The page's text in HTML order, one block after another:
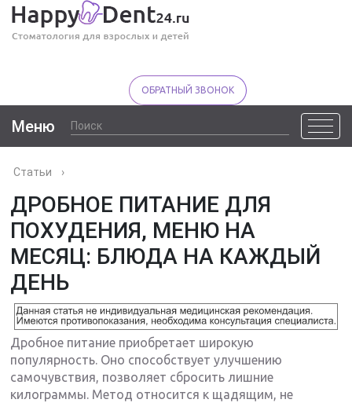
ОБРАТНЫЙ ЗВОНОК
Меню
Статьи ›
ДРОБНОЕ ПИТАНИЕ ДЛЯ
ПОХУДЕНИЯ, МЕНЮ НА
МЕСЯЦ: БЛЮДА НА КАЖДЫЙ
ДЕНЬ
Дробное питание приобретает широкую
популярность. Оно способствует улучшению
самочувствия, позволяет сбросить лишние
килограммы. Метод относится к щадящим, не